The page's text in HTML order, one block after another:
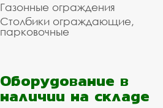
Газонные ограждения
Столбики ограждающие,
парковочные
Оборудование в
наличии на складе